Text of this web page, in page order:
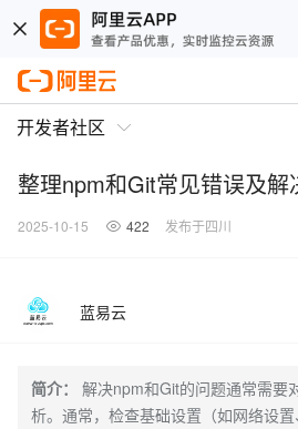
开发者社区
整理npm和Git常见错误及解
2025-10-15 422 发布于四川
蓝易云
简介：
解决npm和Git的问题通常需要
析。通常，检查基础设置（如网络设